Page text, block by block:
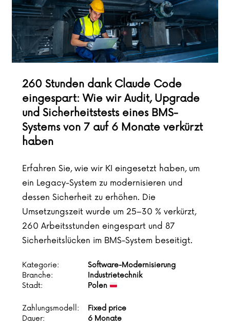
260 Stunden dank Claude Code
eingespart: Wie wir Audit, Upgrade
und Sicherheitstests eines BMS-
Systems von 7 auf 6 Monate verkürzt
haben
Erfahren Sie, wie wir KI eingesetzt haben, um
ein Legacy-System zu modernisieren und
dessen Sicherheit zu erhöhen. Die
Umsetzungszeit wurde um 25–30 % verkürzt,
260 Arbeitsstunden eingespart und 87
Sicherheitslücken im BMS-System beseitigt.
Kategorie:
Software-Modernisierung
Branche:
Industrietechnik
Stadt:
Polen
Zahlungsmodell:
Fixed price
Dauer:
6 Monate